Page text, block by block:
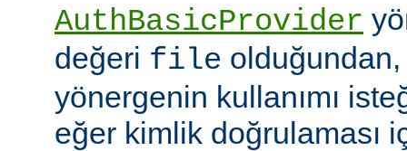
AuthBasicProvider
değeri file
yönergenin kullanımı
eğer kimlik doğrulaması